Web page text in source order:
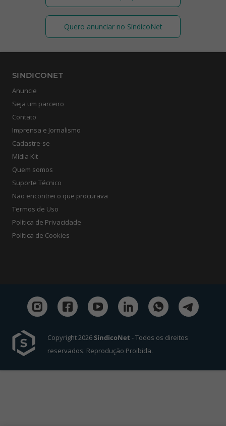
Quero anunciar no SíndicoNet
SINDICONET
Anuncie
Seja um parceiro
Contato
Imprensa e Jornalismo
Cadastre-se
Mídia Kit
Quem somos
Suporte Técnico
Não encontrei o que procurava
Termos de Uso
Política de Privacidade
Política de Cookies
Copyright 2026SíndicoNet - Todos os direitos
reservados. Reprodução Proibida.